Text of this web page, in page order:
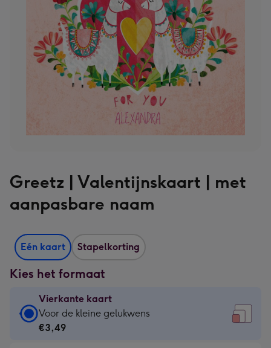
Greetz | Valentijnskaart | met
aanpasbare naam
Eén kaart Stapelkorting
Kies het formaat
Vierkante kaart
Vierkante
kaart
Voor de kleine gelukwens
€3,49